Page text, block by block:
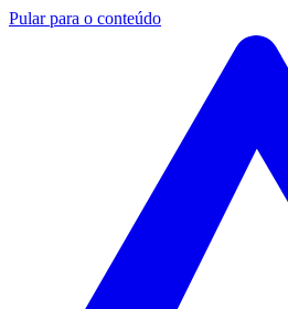
Pular para o conteúdo